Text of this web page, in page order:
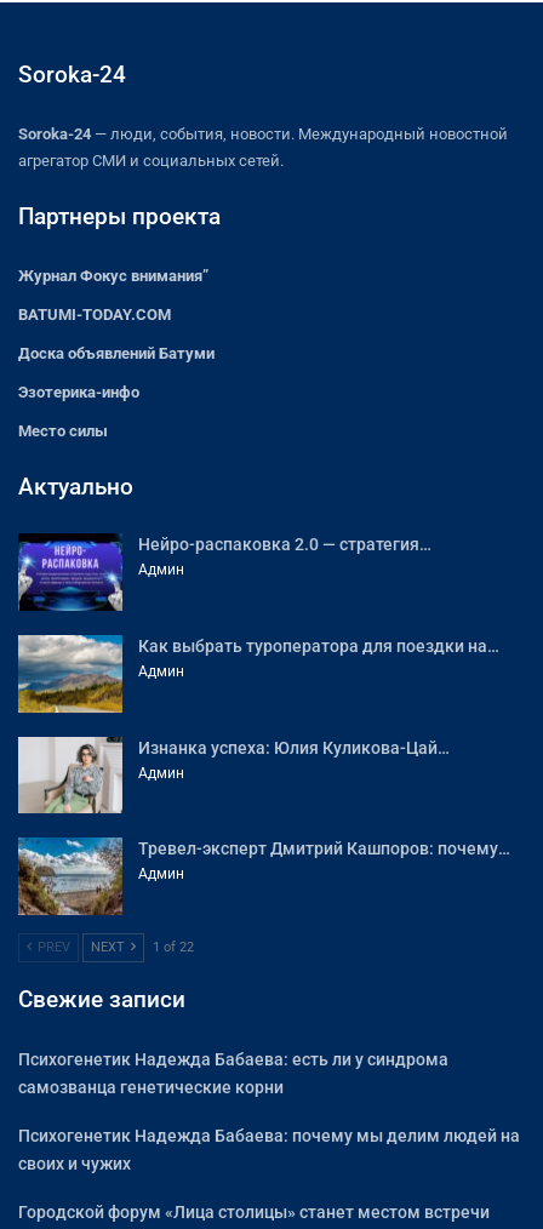
Soroka-24
Soroka-24 — люди, события, новости. Международный новостной
агрегатор СМИ и социальных сетей.
Партнеры проекта
Журнал Фокус внимания”
BATUMI-TODAY.COM
Доска объявлений Батуми
Эзотерика-инфо
Место силы
Актуально
Нейро-распаковка 2.0 — стратегия…
Админ
Как выбрать туроператора для поездки на…
Админ
Изнанка успеха: Юлия Куликова-Цай…
Админ
Тревел-эксперт Дмитрий Кашпоров: почему…
Админ
PREV NEXT 1 of 22
Свежие записи
Психогенетик Надежда Бабаева: есть ли у синдрома
самозванца генетические корни
Психогенетик Надежда Бабаева: почему мы делим людей на
своих и чужих
Городской форум «Лица столицы» станет местом встречи